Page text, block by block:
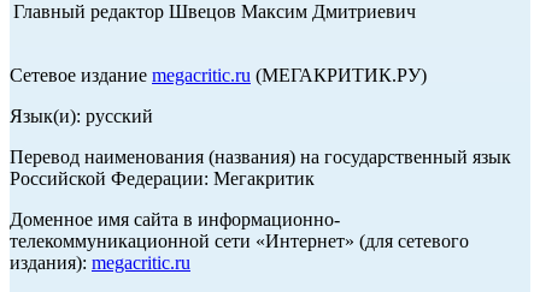
Главный редактор Швецов Максим Дмитриевич
Сетевое издание megacritic.ru (МЕГАКРИТИК.РУ)
Язык(и): русский
Перевод наименования (названия) на государственный язык
Российской Федерации: Мегакритик
Доменное имя сайта в информационно-
телекоммуникационной сети «Интернет» (для сетевого
издания): megacritic.ru